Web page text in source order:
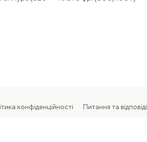
конфіденційності Питання та відповіді